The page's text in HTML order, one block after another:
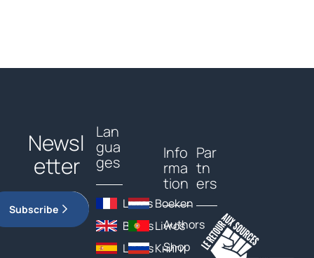
Newsl
etter
Subscribe
Lan
gua
ges
Livres
Books
Libros
Boeken
Livros
Книги
Info
rma
tion
Authors
Shop
Par
tn
ers